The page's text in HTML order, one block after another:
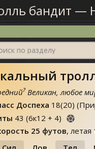
бандит —
по разделу
?Великан, любое
Доспеха 18(20)
43 (6к12 + 4)
25 футов, летая